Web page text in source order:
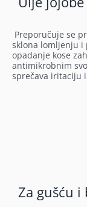
Preporučuje se
sklona lomljenju i
opadanje kose
antimikrobnim
sprečava iritaciju
Za gušću